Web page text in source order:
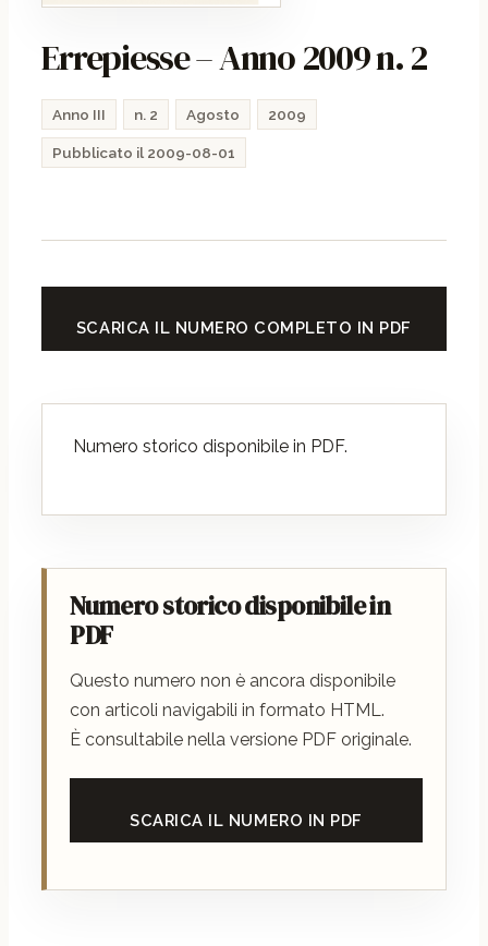
Errepiesse – Anno 2009 n. 2
Anno III n. 2 Agosto 2009
Pubblicato il 2009-08-01
SCARICA IL NUMERO COMPLETO IN PDF
Numero storico disponibile in PDF.
Numero storico disponibile in
PDF
Questo numero non è ancora disponibile
con articoli navigabili in formato HTML.
È consultabile nella versione PDF originale.
SCARICA IL NUMERO IN PDF